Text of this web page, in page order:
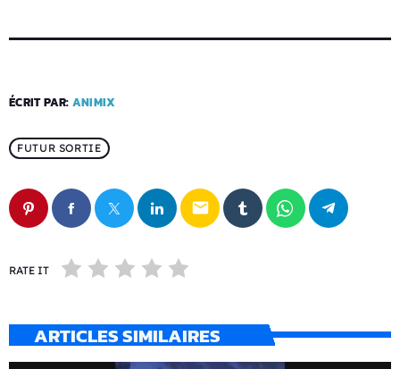
ÉCRIT PAR: ANIMIX
FUTUR SORTIE
email
RATE IT
ARTICLES SIMILAIRES